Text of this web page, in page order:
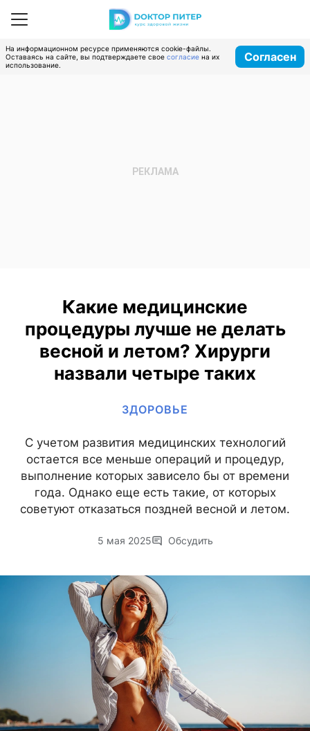
На информационном ресурсе применяются cookie-файлы.
Оставаясь на сайте, вы подтверждаете свое согласие на их
использование.
Согласен
Какие медицинские
процедуры лучше не делать
весной и летом? Хирурги
назвали четыре таких
ЗДОРОВЬЕ
С учетом развития медицинских технологий
остается все меньше операций и процедур,
выполнение которых зависело бы от времени
года. Однако еще есть такие, от которых
советуют отказаться поздней весной и летом.
5 мая 2025 Обсудить